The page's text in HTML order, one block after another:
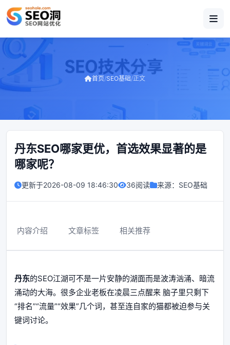
首页/SEO基础/正文
丹东SEO哪家更优，首选效果显著的是
哪家呢？
更新于2026-08-09 18:46:30 36阅读 来源： SEO基础
内容介绍 文章标签 相关推荐
丹东的SEO江湖可不是一片安静的湖面而是波涛汹涌、暗流
涌动的大海。很多企业老板在凌晨三点醒来 脑子里只剩下
“排名”“流量”“效果”几个词，甚至连自家的猫都被迫参与关
键词讨论。